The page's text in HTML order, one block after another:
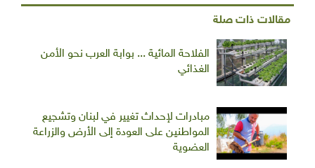
مقالات ذات صلة
الفلاحة المائية ... بوابة العرب نحو الأمن
الغذائي
مبادرات لإحداث تغيير في لبنان وتشجيع
المواطنين على العودة إلى الأرض والزراعة
العضوية